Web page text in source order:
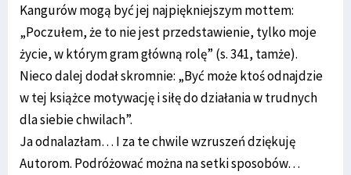
Kangurów mogą być jej najpiękniejszym mottem:
„Poczułem, że to nie jest przedstawienie, tylko moje
życie, w którym gram główną rolę” (s. 341, tamże).
Nieco dalej dodał skromnie: „Być może ktoś odnajdzie
w tej książce motywację i siłę do działania w trudnych
dla siebie chwilach”.
Ja odnalazłam… I za te chwile wzruszeń dziękuję
Autorom. Podróżować można na setki sposobów…